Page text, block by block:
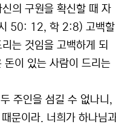
의 구원을 확신할 때 자
50: 12, 학 2:8) 고백할
는 것임을 고백하게 되
돈이 있는 사람이 드리는
주인을 섬길 수 없나니,
문이라. 너희가 하나님